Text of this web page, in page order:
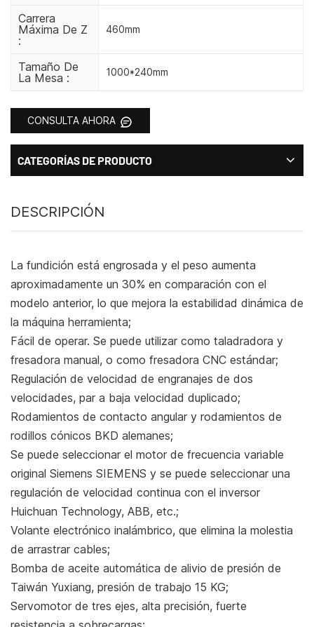
Carrera
Máxima De Z
:
460mm
Tamaño De
La Mesa :
1000*240mm
CONSULTA AHORA
CATEGORÍAS DE PRODUCTO
DESCRIPCIÓN
La fundición está engrosada y el peso aumenta
aproximadamente un 30% en comparación con el
modelo anterior, lo que mejora la estabilidad dinámica de
la máquina herramienta;
Fácil de operar. Se puede utilizar como taladradora y
fresadora manual, o como fresadora CNC estándar;
Regulación de velocidad de engranajes de dos
velocidades, par a baja velocidad duplicado;
Rodamientos de contacto angular y rodamientos de
rodillos cónicos BKD alemanes;
Se puede seleccionar el motor de frecuencia variable
original Siemens SIEMENS y se puede seleccionar una
regulación de velocidad continua con el inversor
Huichuan Technology, ABB, etc.;
Volante electrónico inalámbrico, que elimina la molestia
de arrastrar cables;
Bomba de aceite automática de alivio de presión de
Taiwán Yuxiang, presión de trabajo 15 KG;
Servomotor de tres ejes, alta precisión, fuerte